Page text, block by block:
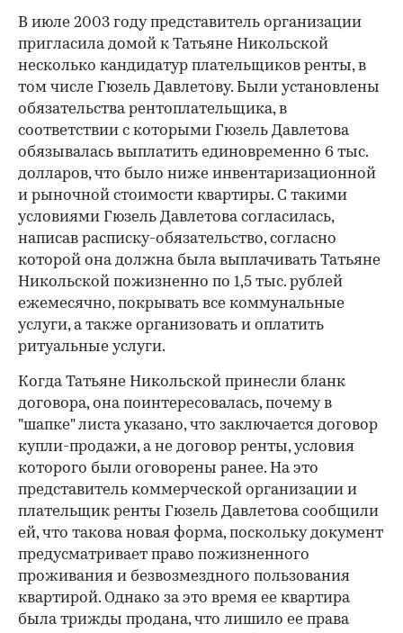
В июле 2003 году представитель организации
пригласила домой к Татьяне Никольской
несколько кандидатур плательщиков ренты, в
том числе Гюзель Давлетову. Были установлены
обязательства рентоплательщика, в
соответствии с которыми Гюзель Давлетова
обязывалась выплатить единовременно 6 тыс.
долларов, что было ниже инвентаризационной
и рыночной стоимости квартиры. С такими
условиями Гюзель Давлетова согласилась,
написав расписку-обязательство, согласно
которой она должна была выплачивать Татьяне
Никольской пожизненно по 1,5 тыс. рублей
ежемесячно, покрывать все коммунальные
услуги, а также организовать и оплатить
ритуальные услуги.
Когда Татьяне Никольской принесли бланк
договора, она поинтересовалась, почему в
"шапке" листа указано, что заключается договор
купли-продажи, а не договор ренты, условия
которого были оговорены ранее. На это
представитель коммерческой организации и
плательщик ренты Гюзель Давлетова сообщили
ей, что такова новая форма, поскольку документ
предусматривает право пожизненного
проживания и безвозмездного пользования
квартирой. Однако за это время ее квартира
была трижды продана, что лишило ее права